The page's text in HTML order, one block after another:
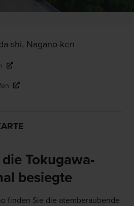
shi, Nagano-ken
Tokugawa-
besiegte
finden Sie die atemberaubende